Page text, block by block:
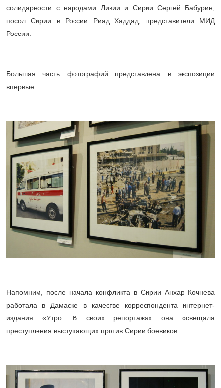
солидарности с народами Ливии и Сирии Сергей Бабурин,
посол Сирии в России Риад Хаддад, представители МИД
России.
Большая часть фотографий представлена в экспозиции
впервые.
Напомним, после начала конфликта в Сирии Анхар Кочнева
работала в Дамаске в качестве корреспондента интернет-
издания «Утро. В своих репортажах она освещала
преступления выступающих против Сирии боевиков.